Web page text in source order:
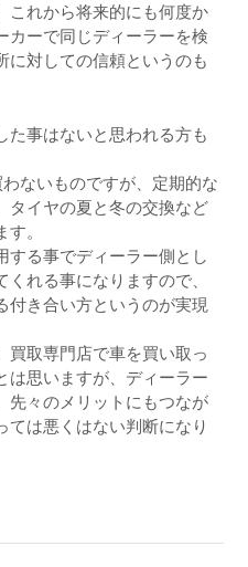
これから将来的にも何度か
カーで同じディーラーを検
に対しての信頼というのも
た事はないと思われる方も
ないものですが、定期的な
タイヤの夏と冬の交換など
。
する事でディーラー側とし
れる事になりますので、
付き合い方というのが実現
買取専門店で車を買い取っ
は思いますが、ディーラー
先々のメリットにもつなが
ては悪くはない判断になり